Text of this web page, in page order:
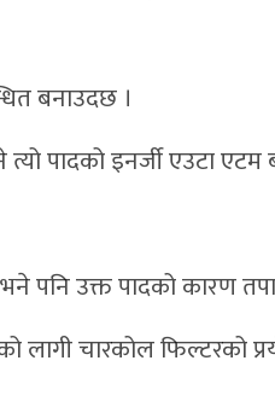
बनाउदछ ।
पादको इनर्जी एउटा
पनि उक्त पादको कारण
लागी चारकोल फिल्टरको